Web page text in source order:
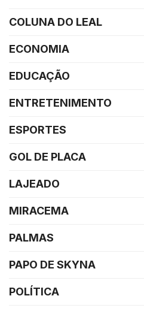
COLUNA DO LEAL
ECONOMIA
EDUCAÇÃO
ENTRETENIMENTO
ESPORTES
GOL DE PLACA
LAJEADO
MIRACEMA
PALMAS
PAPO DE SKYNA
POLÍTICA